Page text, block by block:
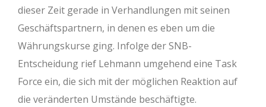
dieser Zeit gerade in Verhandlungen mit seinen
Geschäftspartnern, in denen es eben um die
Währungskurse ging. Infolge der SNB-
Entscheidung rief Lehmann umgehend eine Task
Force ein, die sich mit der möglichen Reaktion auf
die veränderten Umstände beschäftigte.